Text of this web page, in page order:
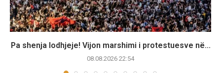
Pa shenja lodhjeje! Vijon marshimi i protestuesve në...
08.08.2026 22:54